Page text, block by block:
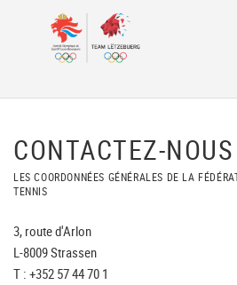
CONTACTEZ-NOUS
LES COORDONNÉES GÉNÉRALES DE LA
TENNIS
3, route d'Arlon
L-8009 Strassen
T : +352 57 44 70 1